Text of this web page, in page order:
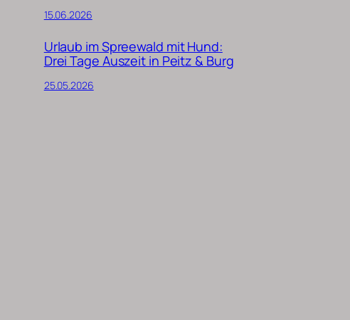
15.06.2026
Urlaub im Spreewald mit Hund:
Drei Tage Auszeit in Peitz & Burg
25.05.2026